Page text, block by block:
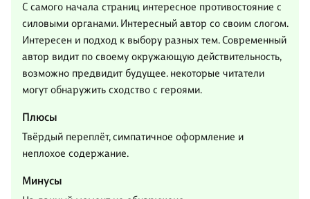
С самого начала страниц интересное противостояние с
силовыми органами. Интересный автор со своим слогом.
Интересен и подход к выбору разных тем. Современный
автор видит по своему окружающую действительность,
возможно предвидит будущее. некоторые читатели
могут обнаружить сходство с героями.
Плюсы
Твёрдый переплёт, симпатичное оформление и
неплохое содержание.
Минусы